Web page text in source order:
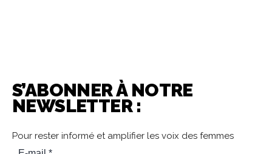
S’ABONNER À NOTRE
NEWSLETTER :
Pour rester informé et amplifier les voix des femmes